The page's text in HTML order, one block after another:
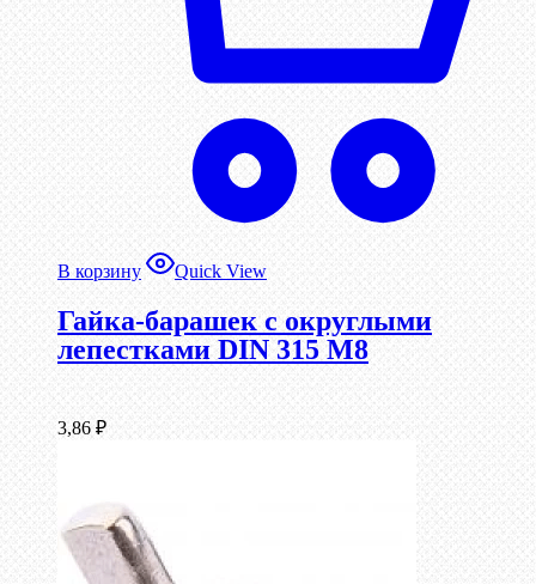
В корзину Quick View
Гайка-барашек с округлыми
лепестками DIN 315 М8
3,86 ₽